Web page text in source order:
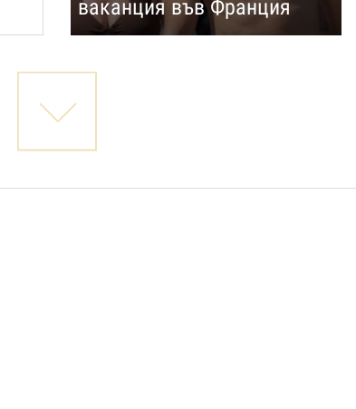
ваканция във Франция